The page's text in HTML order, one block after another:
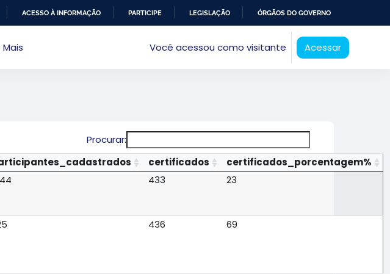
ACESSO À INFORMAÇÃO PARTICIPE LEGISLAÇÃO ÓRGÃOS DO GOVERNO
Mais Você acessou como visitante Acessar
Procurar:
certificados
certificados_porcentagem%
433 23
436 69